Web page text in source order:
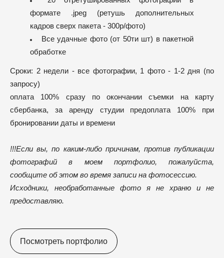
формате .jpeg (ретушь дополнительных
кадров сверх пакета - 300р/фото)
Все удачные фото (от 50ти шт) в пакетной
обработке
Сроки: 2 недели - все фотографии, 1 фото - 1-2 дня (по
запросу)
оплата 100% сразу по окончании съемки на карту
сбербанка, за аренду студии предоплата 100% при
бронировании даты и времени
!!!​Если вы, по каким-либо причинам, против публикации
фотографий в моем портфолио, пожалуйста,
сообщите об этом во время записи на фотосессию.
Исходники, необработанные фото я не храню и не
предоставляю.
Посмотреть портфолио